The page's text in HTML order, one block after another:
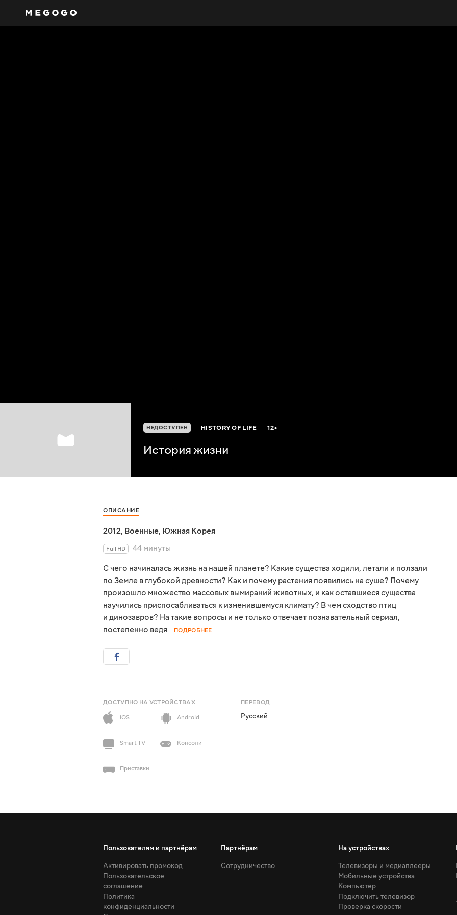
НЕДОСТУПЕН HISTORY OF LIFE 12+
История жизни
ОПИСАНИЕ
2012, Военные, Южная Корея
Full HD
44 минуты
С чего начиналась жизнь на нашей планете? Какие существа ходили, летали и ползали
по Земле в глубокой древности? Как и почему растения появились на суше? Почему
произошло множество массовых вымираний животных, и как оставшиеся существа
научились приспосабливаться к изменившемуся климату? В чем сходство птиц
и динозавров? На такие вопросы и не только отвечает познавательный сериал,
постепенно ведя
ПОДРОБНЕЕ
ДОСТУПНО НА УСТРОЙСТВАХ
iOS
Android
Smart TV Консоли
Приставки
ПЕРЕВОД
Русский
Пользователям и партнёрам
Активировать промокод
Пользовательское
соглашение
Политика
конфиденциальности
Партнёрам
Сотрудничество
На устройствах
Телевизоры и медиаплееры
Мобильные устройства
Компьютер
Подключить телевизор
Проверка скорости